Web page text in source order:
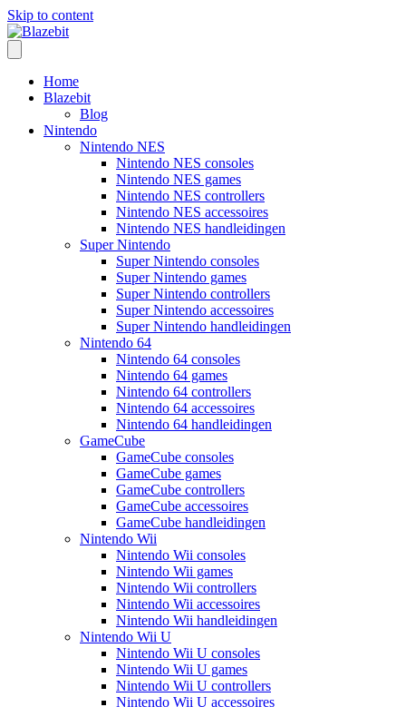
Skip to content
Home
Blazebit
Blog
Nintendo
Nintendo NES
Nintendo NES consoles
Nintendo NES games
Nintendo NES controllers
Nintendo NES accessoires
Nintendo NES handleidingen
Super Nintendo
Super Nintendo consoles
Super Nintendo games
Super Nintendo controllers
Super Nintendo accessoires
Super Nintendo handleidingen
Nintendo 64
Nintendo 64 consoles
Nintendo 64 games
Nintendo 64 controllers
Nintendo 64 accessoires
Nintendo 64 handleidingen
GameCube
GameCube consoles
GameCube games
GameCube controllers
GameCube accessoires
GameCube handleidingen
Nintendo Wii
Nintendo Wii consoles
Nintendo Wii games
Nintendo Wii controllers
Nintendo Wii accessoires
Nintendo Wii handleidingen
Nintendo Wii U
Nintendo Wii U consoles
Nintendo Wii U games
Nintendo Wii U controllers
Nintendo Wii U accessoires